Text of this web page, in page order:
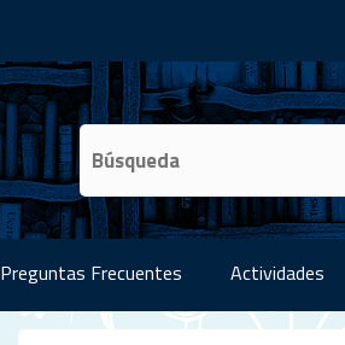
Preguntas Frecuentes Actividades